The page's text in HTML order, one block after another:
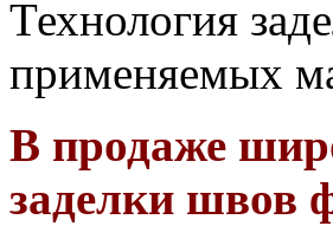
Технология
применяемых
В продаже
заделки швов